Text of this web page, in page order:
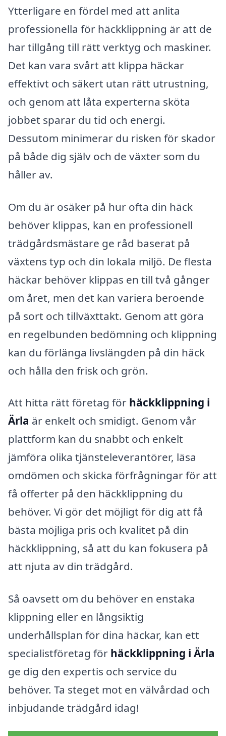
Ytterligare en fördel med att anlita
professionella för häckklippning är att de
har tillgång till rätt verktyg och maskiner.
Det kan vara svårt att klippa häckar
effektivt och säkert utan rätt utrustning,
och genom att låta experterna sköta
jobbet sparar du tid och energi.
Dessutom minimerar du risken för skador
på både dig själv och de växter som du
håller av.
Om du är osäker på hur ofta din häck
behöver klippas, kan en professionell
trädgårdsmästare ge råd baserat på
växtens typ och din lokala miljö. De flesta
häckar behöver klippas en till två gånger
om året, men det kan variera beroende
på sort och tillväxttakt. Genom att göra
en regelbunden bedömning och klippning
kan du förlänga livslängden på din häck
och hålla den frisk och grön.
Att hitta rätt företag för häckklippning i
Ärla är enkelt och smidigt. Genom vår
plattform kan du snabbt och enkelt
jämföra olika tjänsteleverantörer, läsa
omdömen och skicka förfrågningar för att
få offerter på den häckklippning du
behöver. Vi gör det möjligt för dig att få
bästa möjliga pris och kvalitet på din
häckklippning, så att du kan fokusera på
att njuta av din trädgård.
Så oavsett om du behöver en enstaka
klippning eller en långsiktig
underhållsplan för dina häckar, kan ett
specialistföretag för häckklippning i Ärla
ge dig den expertis och service du
behöver. Ta steget mot en välvårdad och
inbjudande trädgård idag!